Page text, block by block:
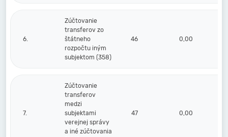
6.
Zúčtovanie
transferov zo
štátneho
rozpočtu iným
subjektom (358)
46 0,00
7.
Zúčtovanie
transferov
medzi
subjektami
verejnej správy
a iné zúčtovania
47 0,00